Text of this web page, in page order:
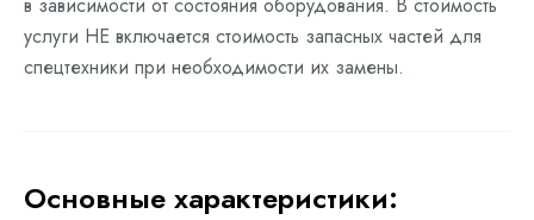
услуги НЕ включается стоимость запасных частей для
спецтехники при необходимости их замены.
Основные характеристики: